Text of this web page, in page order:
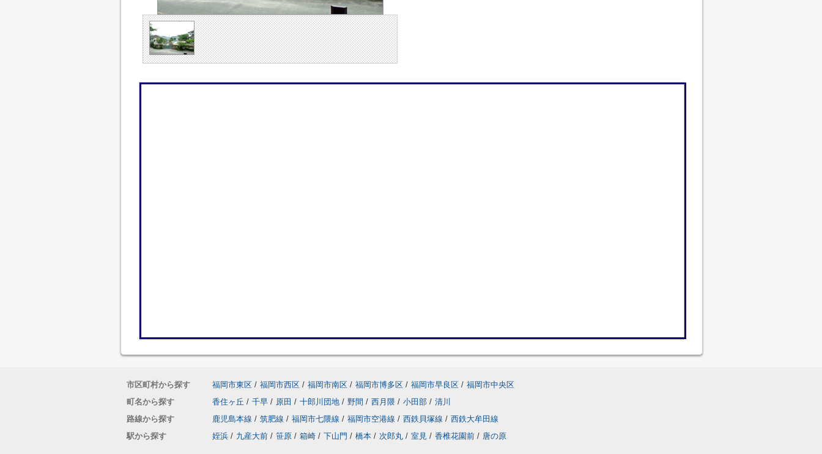
市区町村から探す 福岡市東区 / 福岡市西区 / 福岡市南区 / 福岡市博多区 / 福岡市早良区 / 福岡市中央区
町名から探す
香住ヶ丘 / 千早 / 原田 / 十郎川団地 / 野間 / 西月隈 / 小田部 / 清川
路線から探す
鹿児島本線 / 筑肥線 / 福岡市七隈線 / 福岡市空港線 / 西鉄貝塚線 / 西鉄大牟田線
駅から探す
姪浜 / 九産大前 / 笹原 / 箱崎 / 下山門 / 橋本 / 次郎丸 / 室見 / 香椎花園前 / 唐の原